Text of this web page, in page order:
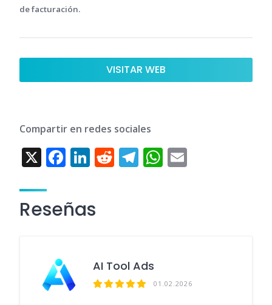
de facturación.
VISITAR WEB
Compartir en redes sociales
X F
e
b
k
Li
e
R T W
Reseñas
AI Tool Ads
01.02.2026